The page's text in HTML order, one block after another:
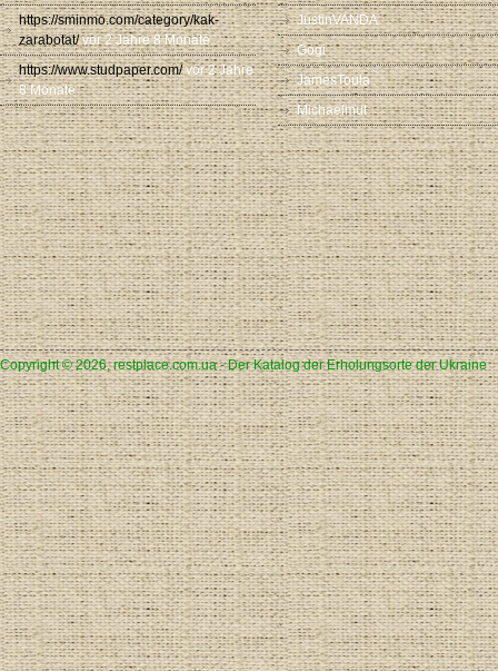
https://sminmo.com/category/kak-
zarabotat/ vor 2 Jahre 8 Monate
https://www.studpaper.com/ vor 2 Jahre
8 Monate
JustinVANDA
Gogi
JamesToula
Michaelmut
Copyright © 2026, restplace.com.ua - Der Katalog der Erholungsorte der Ukraine